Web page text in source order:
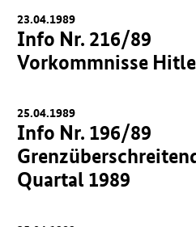
23.04.1989
Info Nr. 216/89
Vorkommnisse
25.04.1989
Info Nr. 196/89
Quartal 1989